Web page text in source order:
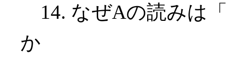
14. なぜAの読みは
か